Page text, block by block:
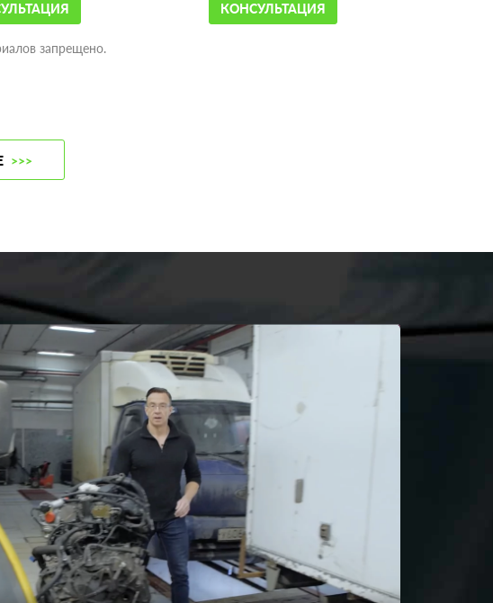
КОНСУЛЬТАЦИЯ
запрещено.
>>>